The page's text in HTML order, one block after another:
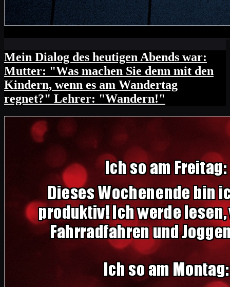
Mein Dialog des heutigen Abends war:
Mutter: "Was machen Sie denn mit den
Kindern, wenn es am Wandertag
regnet?" Lehrer: "Wandern!"